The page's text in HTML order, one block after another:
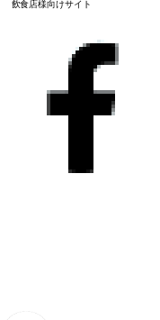
飲食店様向けサイト